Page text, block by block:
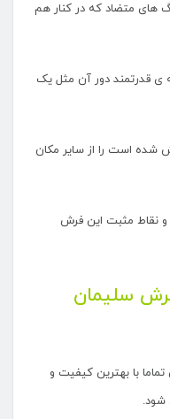
متضاد که در کنار هم
قدرتمند دور آن مثل یک
شده است را از سایر مکان
و نقاط مثبت این فرش
سلیمان
با بهترین کیفیت و
شود.